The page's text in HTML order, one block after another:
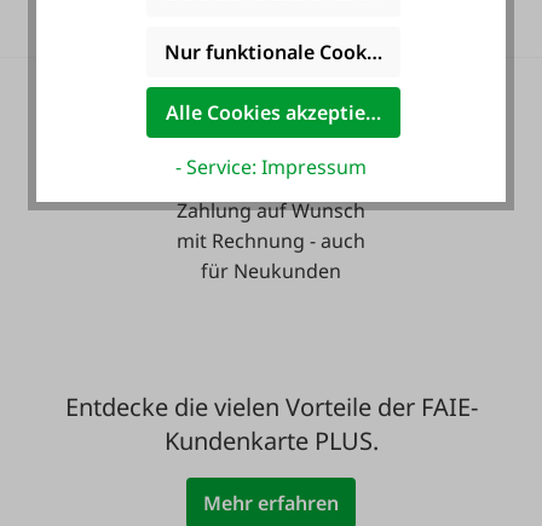
Zahlung auf Wunsch
mit Rechnung - auch
für Neukunden
Entdecke die vielen Vorteile der FAIE-
Kundenkarte PLUS.
Mehr erfahren
Nur funktionale Cookies akzeptieren
Alle Cookies akzeptieren
- Service: Impressum